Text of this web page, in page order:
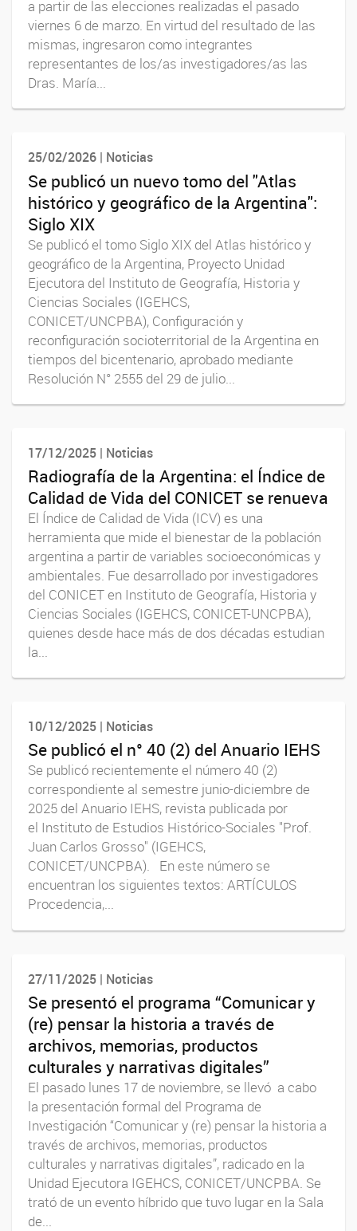
a partir de las elecciones realizadas el pasado
viernes 6 de marzo. En virtud del resultado de las
mismas, ingresaron como integrantes
representantes de los/as investigadores/as las
Dras. María...
25/02/2026 | Noticias
Se publicó un nuevo tomo del "Atlas
histórico y geográfico de la Argentina":
Siglo XIX
Se publicó el tomo Siglo XIX del Atlas histórico y
geográfico de la Argentina, Proyecto Unidad
Ejecutora del Instituto de Geografía, Historia y
Ciencias Sociales (IGEHCS,
CONICET/UNCPBA), Configuración y
reconfiguración socioterritorial de la Argentina en
tiempos del bicentenario, aprobado mediante
Resolución N° 2555 del 29 de julio...
17/12/2025 | Noticias
Radiografía de la Argentina: el Índice de
Calidad de Vida del CONICET se renueva
El Índice de Calidad de Vida (ICV) es una
herramienta que mide el bienestar de la población
argentina a partir de variables socioeconómicas y
ambientales. Fue desarrollado por investigadores
del CONICET en Instituto de Geografía, Historia y
Ciencias Sociales (IGEHCS, CONICET-UNCPBA),
quienes desde hace más de dos décadas estudian
la...
10/12/2025 | Noticias
Se publicó el n° 40 (2) del Anuario IEHS
Se publicó recientemente el número 40 (2)
correspondiente al semestre junio-diciembre de
2025 del Anuario IEHS, revista publicada por
el Instituto de Estudios Histórico-Sociales "Prof.
Juan Carlos Grosso" (IGEHCS,
CONICET/UNCPBA). En este número se
encuentran los siguientes textos: ARTÍCULOS
Procedencia,...
27/11/2025 | Noticias
Se presentó el programa “Comunicar y
(re) pensar la historia a través de
archivos, memorias, productos
culturales y narrativas digitales”
El pasado lunes 17 de noviembre, se llevó a cabo
la presentación formal del Programa de
Investigación “Comunicar y (re) pensar la historia a
través de archivos, memorias, productos
culturales y narrativas digitales”, radicado en la
Unidad Ejecutora IGEHCS, CONICET/UNCPBA. Se
trató de un evento híbrido que tuvo lugar en la Sala
de...